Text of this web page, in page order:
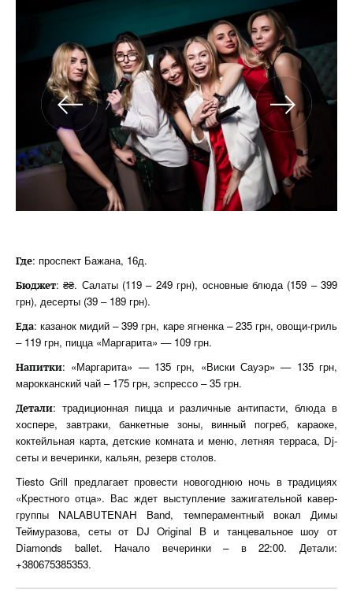
Где: проспект Бажана, 16д.
Бюджет: ₴₴. Салаты (119 – 249 грн), основные блюда (159 – 399
грн), десерты (39 – 189 грн).
Еда: казанок мидий – 399 грн, каре ягненка – 235 грн, овощи-гриль
– 119 грн, пицца «Маргарита» — 109 грн.
Напитки: «Маргарита» — 135 грн, «Виски Сауэр» — 135 грн,
марокканский чай – 175 грн, эспрессо – 35 грн.
Детали: традиционная пицца и различные антипасти, блюда в
хоспере, завтраки, банкетные зоны, винный погреб, караоке,
коктейльная карта, детские комната и меню, летняя терраса, Dj-
сеты и вечеринки, кальян, резерв столов.
Tiesto Grill предлагает провести новогоднюю ночь в традициях
«Крестного отца». Вас ждет выступление зажигательной кавер-
группы NALABUTENAH Band, темпераментный вокал Димы
Теймуразова, сеты от DJ Original B и танцевальное шоу от
Diamonds ballet. Начало вечеринки – в 22:00. Детали:
+380675385353.